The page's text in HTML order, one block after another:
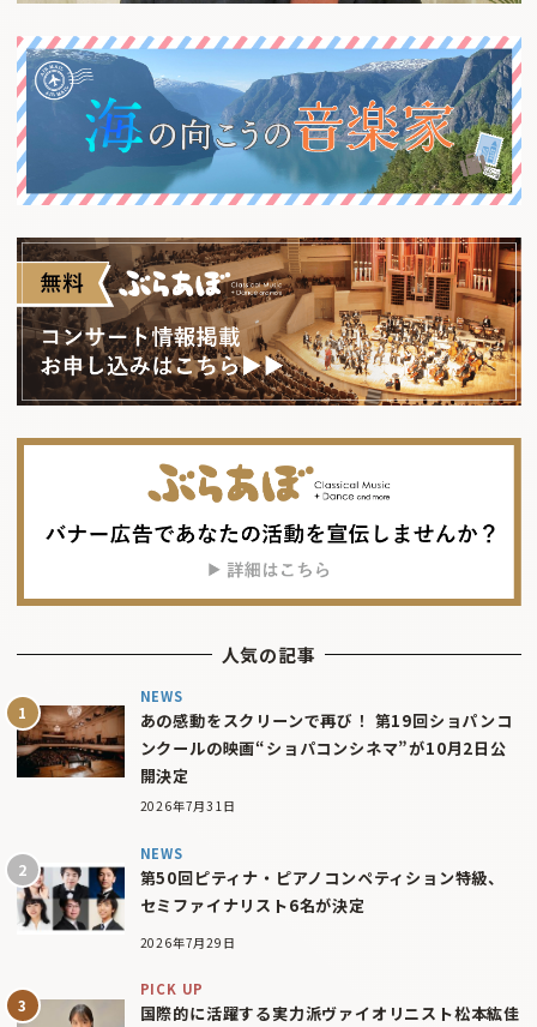
人気の記事
NEWS
あの感動をスクリーンで再び！ 第19回ショパンコ
ンクールの映画“ショパコンシネマ”が10月2日公
開決定
2026年7月31日
NEWS
第50回ピティナ・ピアノコンペティション特級、
セミファイナリスト6名が決定
2026年7月29日
PICK UP
国際的に活躍する実力派ヴァイオリニスト松本紘佳